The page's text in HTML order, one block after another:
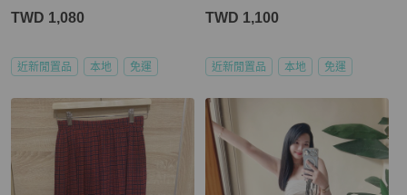
TWD 1,080
近新閒置品 本地 免運
TWD 1,100
近新閒置品 本地 免運